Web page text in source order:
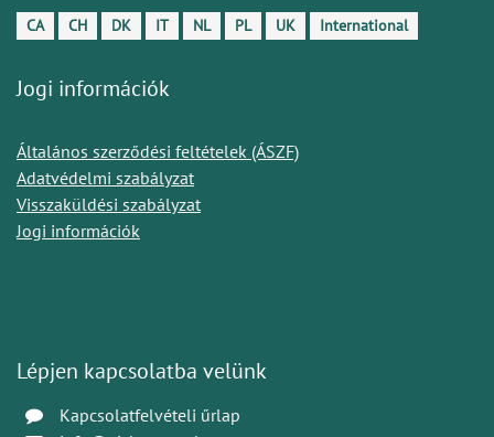
CA CH DK IT NL PL UK International
Jogi információk
Általános szerződési feltételek (ÁSZF)
Adatvédelmi szabályzat
Visszaküldési szabályzat
Jogi információk
Lépjen kapcsolatba velünk
Kapcsolatfelvételi űrlap